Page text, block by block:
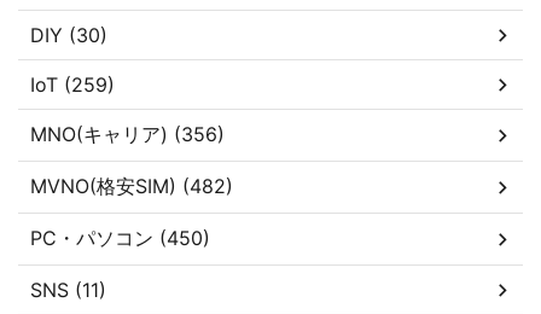
DIY (30)
IoT (259)
MNO(キャリア) (356)
MVNO(格安SIM) (482)
PC・パソコン (450)
SNS (11)